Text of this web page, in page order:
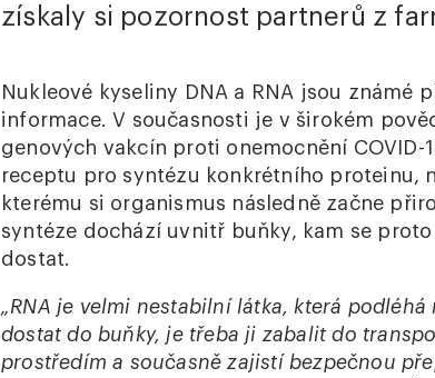
získaly si pozornost partnerů z
Nukleové kyseliny DNA a RNA jsou známé
informace. V současnosti je v širokém
genových vakcín proti onemocnění
receptu pro syntézu konkrétního proteinu,
kterému si organismus následně začne
syntéze dochází uvnitř buňky, kam se
dostat.
„RNA je velmi nestabilní látka, která
dostat do buňky, je třeba ji zabalit do
prostředím a současně zajistí bezpečnou